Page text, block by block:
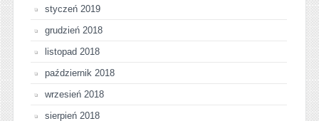
styczeń 2019
grudzień 2018
listopad 2018
październik 2018
wrzesień 2018
sierpień 2018